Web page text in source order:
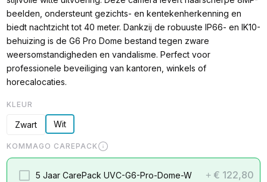
beelden, ondersteunt gezichts- en kentekenherkenning en
biedt nachtzicht tot 40 meter. Dankzij de robuuste IP66- en IK10-
behuizing is de G6 Pro Dome bestand tegen zware
weersomstandigheden en vandalisme. Perfect voor
professionele beveiliging van kantoren, winkels of
horecalocaties.
KLEUR
Zwart Wit
KOMMAGO CAREPACK
5 Jaar CarePack UVC-G6-Pro-Dome-W + € 122,80